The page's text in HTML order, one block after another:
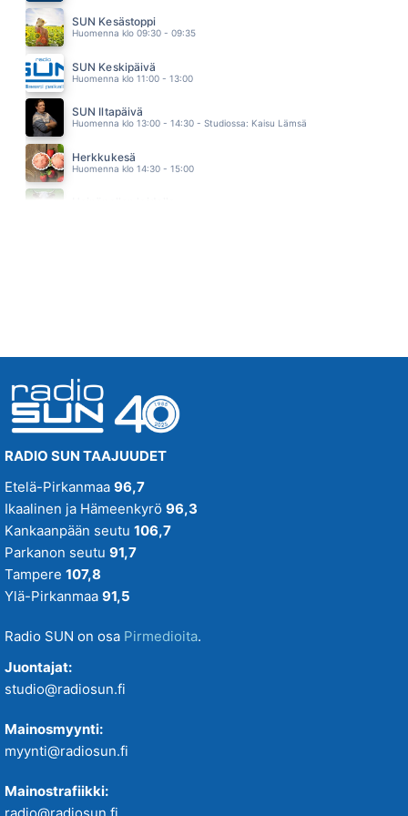
JANNIKA B
05.47
KAIJA KÄRKINEN JA ILE KALLIO
05.44
FINLANDERS
05.40
GEORGE MICHAEL
05.35
SUN Kesästoppi
Huomenna klo 09:30 - 09:35
SUN Keskipäivä
Huomenna klo 11:00 - 13:00
SUN Iltapäivä
Huomenna klo 13:00 - 14:30 - Studiossa: Kaisu Lämsä
Herkkukesä
Huomenna klo 14:30 - 15:00
RADIO SUN TAAJUUDET
Etelä-Pirkanmaa 96,7
Ikaalinen ja Hämeenkyrö 96,3
Kankaanpään seutu 106,7
Parkanon seutu 91,7
Tampere 107,8
Ylä-Pirkanmaa 91,5
Radio SUN on osa Pirmedioita.
Juontajat:
studio@radiosun.fi
Mainosmyynti:
myynti@radiosun.fi
Mainostrafiikki: